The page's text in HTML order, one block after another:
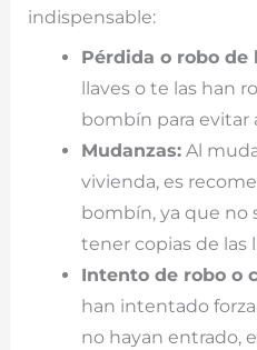
indispensable:
Pérdida o robo de
llaves o te las han
bombín para evitar
Mudanzas:Al
vivienda, es
bombín, ya que no
tener copias de las
Intento de robo o
han intentado
no hayan entrado,